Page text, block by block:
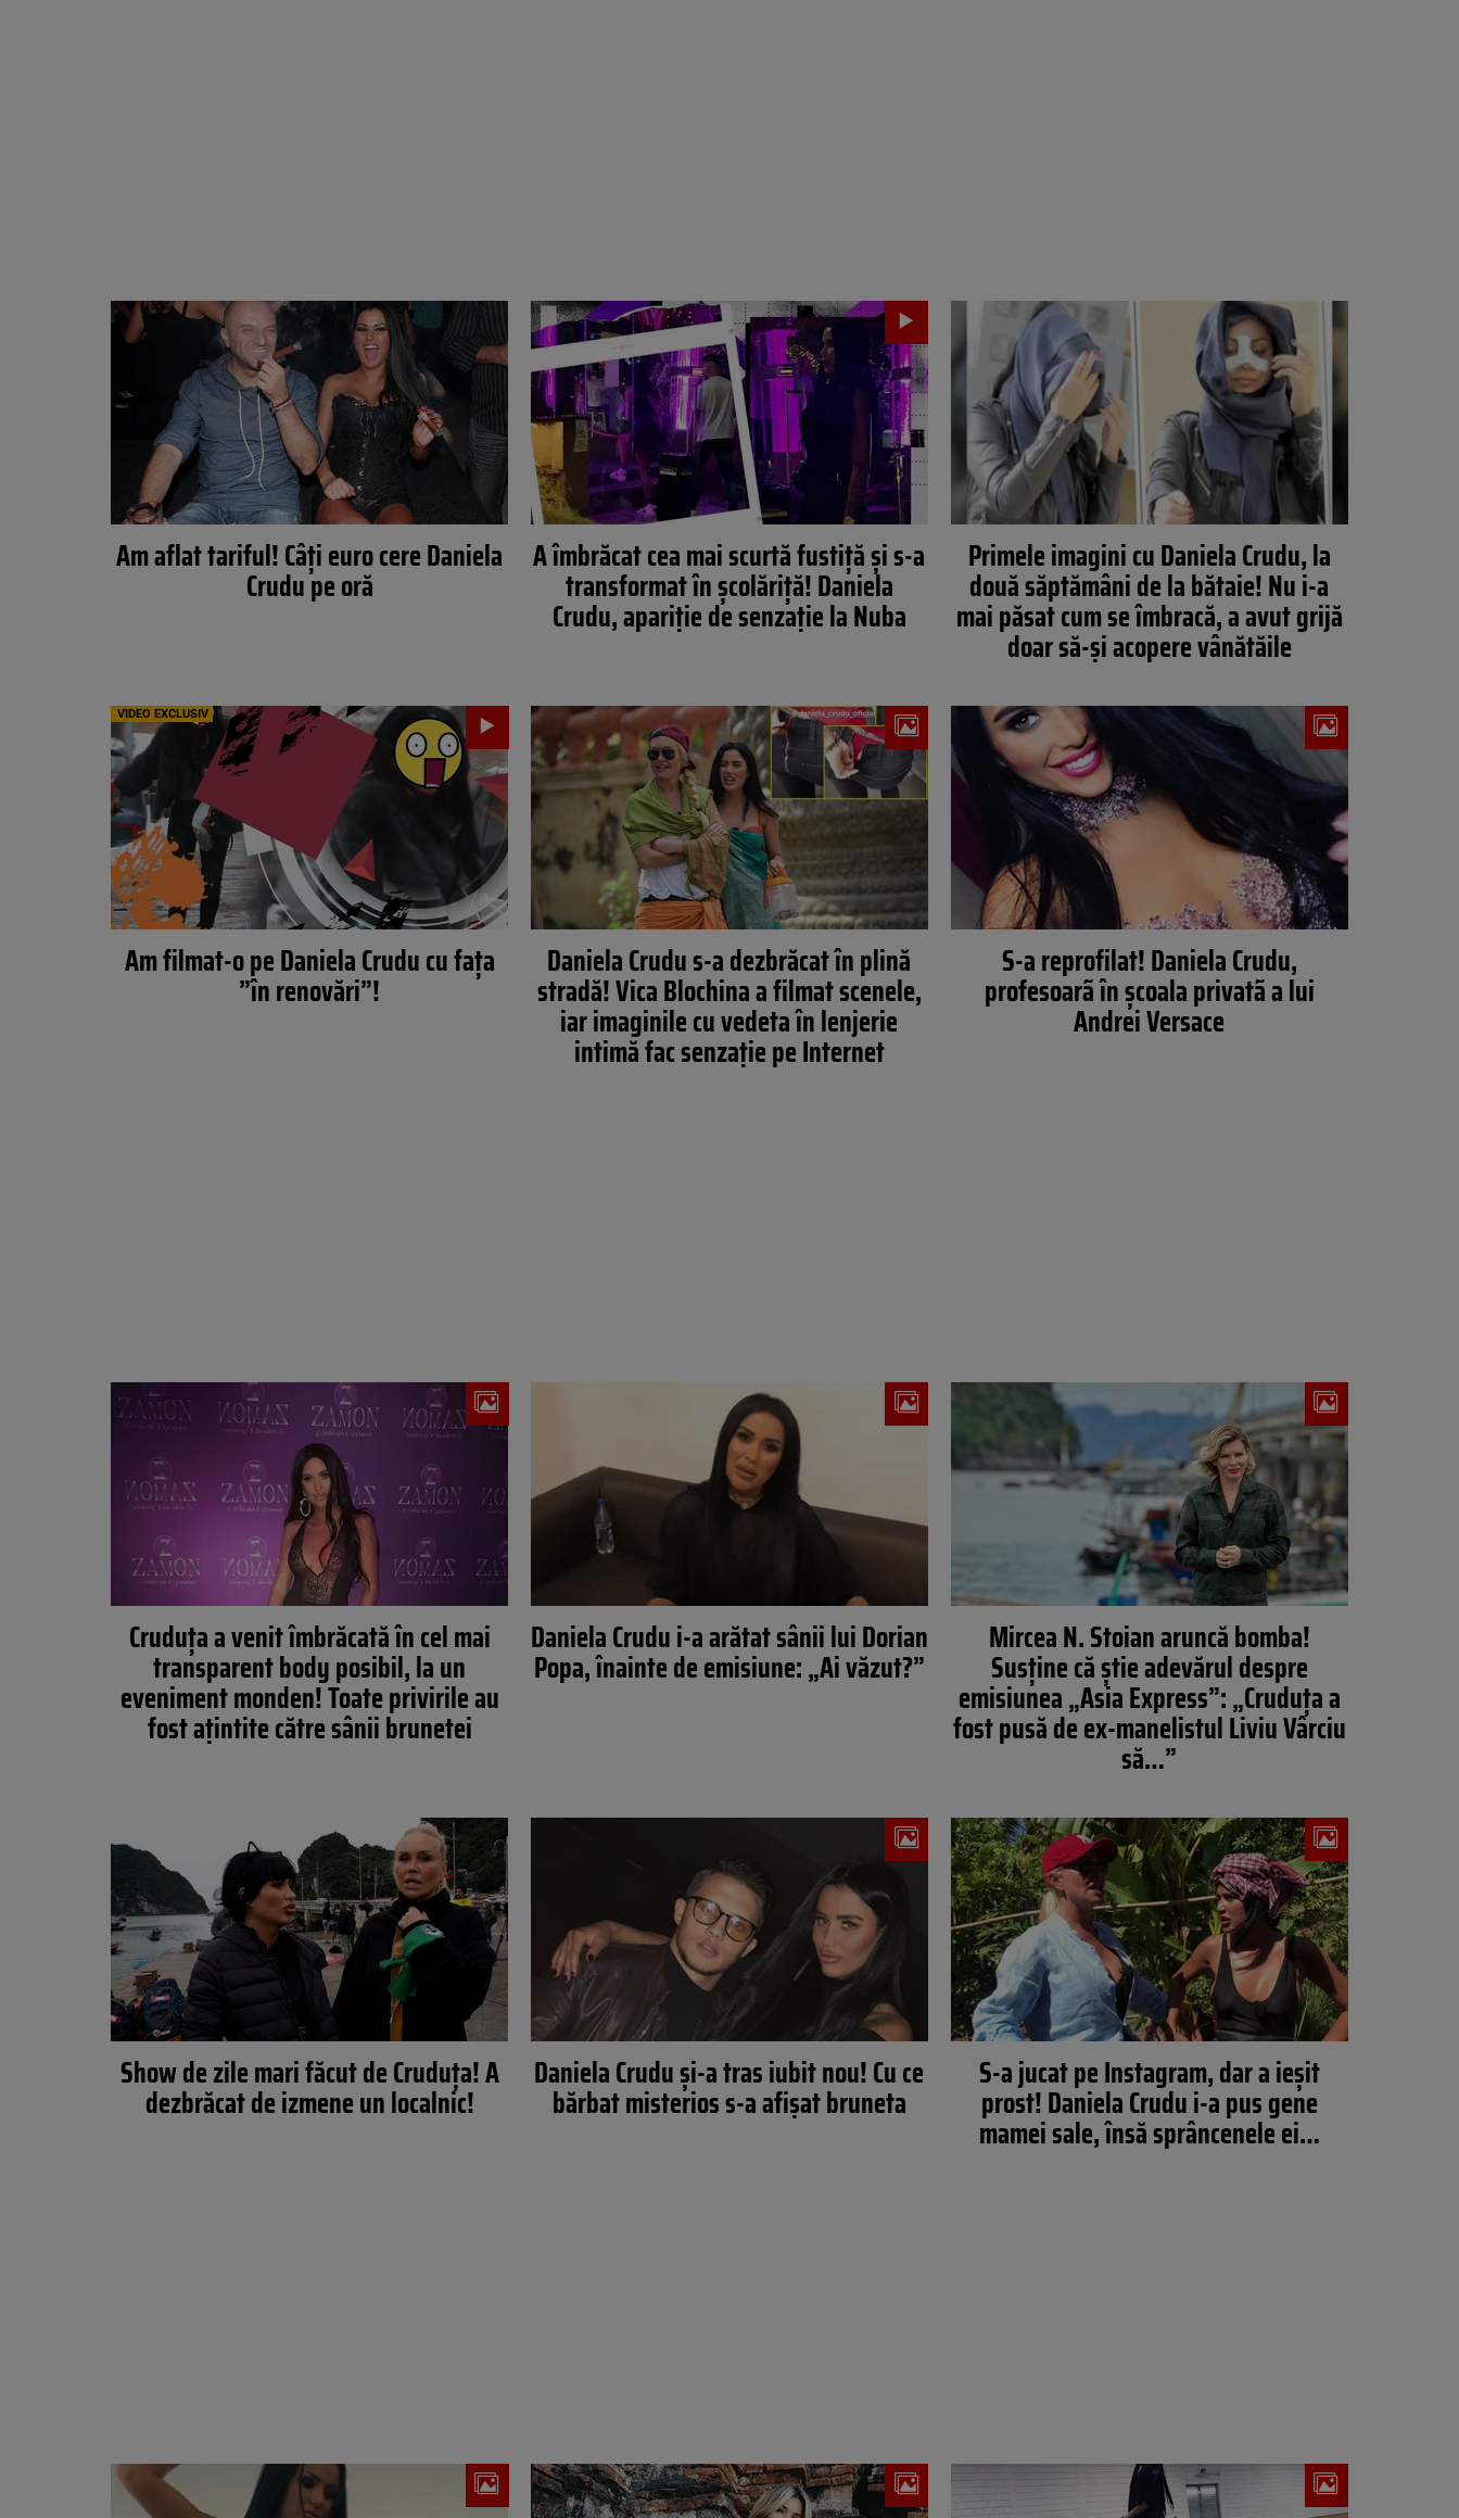
Am aflat tariful! Câți euro cere Daniela
Crudu pe oră
A îmbrăcat cea mai scurtă fustiță și s-a
transformat în școlăriță! Daniela
Crudu, apariție de senzație la Nuba
Primele imagini cu Daniela Crudu, la
două săptămâni de la bătaie! Nu i-a
mai păsat cum se îmbracă, a avut grijă
doar să-și acopere vânătăile
VIDEO EXCLUSIV
Am filmat-o pe Daniela Crudu cu fața
”în renovări”!
Daniela Crudu s-a dezbrăcat în plină
stradă! Vica Blochina a filmat scenele,
iar imaginile cu vedeta în lenjerie
intimă fac senzație pe Internet
S-a reprofilat! Daniela Crudu,
profesoarã în şcoala privatã a lui
Andrei Versace
Cruduța a venit îmbrăcată în cel mai
transparent body posibil, la un
eveniment monden! Toate privirile au
fost ațintite către sânii brunetei
Daniela Crudu i-a arătat sânii lui Dorian
Popa, înainte de emisiune: „Ai văzut?”
Mircea N. Stoian aruncă bomba!
Susține că știe adevărul despre
emisiunea „Asia Express”: „Cruduța a
fost pusă de ex-manelistul Liviu Vârciu
să…”
Show de zile mari făcut de Cruduța! A
dezbrăcat de izmene un localnic!
Daniela Crudu și-a tras iubit nou! Cu ce
bărbat misterios s-a afișat bruneta
S-a jucat pe Instagram, dar a ieşit
prost! Daniela Crudu i-a pus gene
mamei sale, însă sprâncenele ei…